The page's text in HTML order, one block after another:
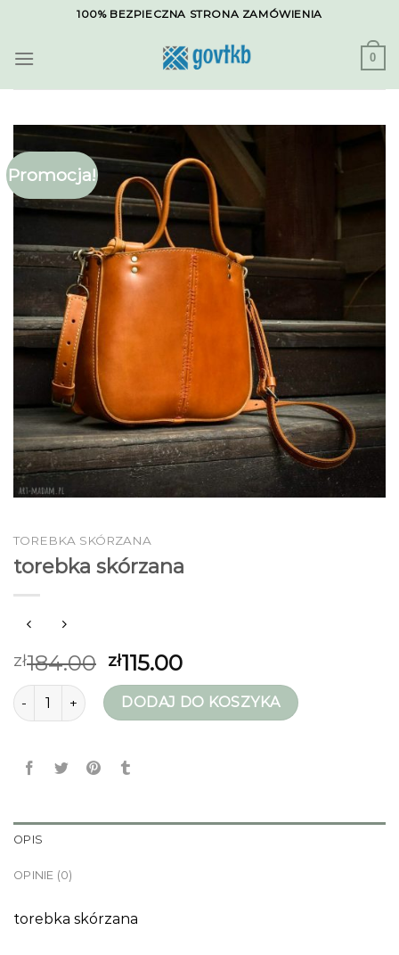
content
100% BEZPIECZNA STRONA ZAMÓWIENIA
0
Promocja!
TOREBKA SKÓRZANA
torebka skórzana
zł184.00 zł115.00
ilość torebka skórzanaDODAJ DO KOSZYKA
OPIS
OPINIE (0)
torebka skórzana